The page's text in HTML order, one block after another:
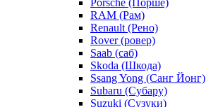
RAM (Рам)
Renault (Рено)
Rover (ровер)
Saab (саб)
Skoda (Шкода)
Ssang Yong (Санг Йонг)
Subaru (Субару)
Suzuki (Сузуки)